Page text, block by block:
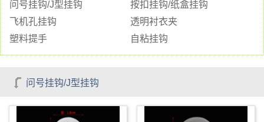
问号挂钩/J型挂钩
按扣挂钩/纸盒挂钩
飞机孔挂钩
透明衬衣夹
塑料提手
自粘挂钩
问号挂钩/J型挂钩